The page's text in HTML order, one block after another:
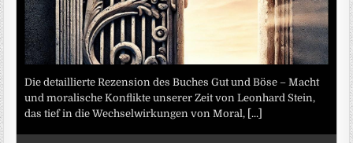
Die detaillierte Rezension des Buches Gut und Böse – Macht
und moralische Konflikte unserer Zeit von Leonhard Stein,
das tief in die Wechselwirkungen von Moral, [...]